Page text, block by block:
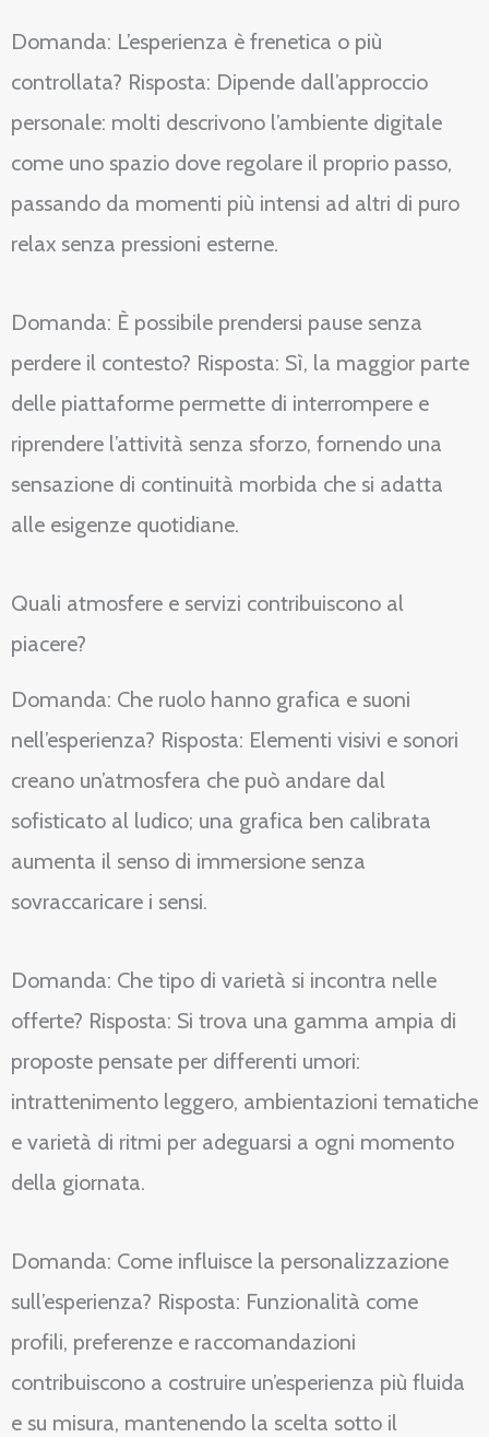
Domanda: L’esperienza è frenetica o più
controllata? Risposta: Dipende dall’approccio
personale: molti descrivono l’ambiente digitale
come uno spazio dove regolare il proprio passo,
passando da momenti più intensi ad altri di puro
relax senza pressioni esterne.
Domanda: È possibile prendersi pause senza
perdere il contesto? Risposta: Sì, la maggior parte
delle piattaforme permette di interrompere e
riprendere l’attività senza sforzo, fornendo una
sensazione di continuità morbida che si adatta
alle esigenze quotidiane.
Quali atmosfere e servizi contribuiscono al
piacere?
Domanda: Che ruolo hanno grafica e suoni
nell’esperienza? Risposta: Elementi visivi e sonori
creano un’atmosfera che può andare dal
sofisticato al ludico; una grafica ben calibrata
aumenta il senso di immersione senza
sovraccaricare i sensi.
Domanda: Che tipo di varietà si incontra nelle
offerte? Risposta: Si trova una gamma ampia di
proposte pensate per differenti umori:
intrattenimento leggero, ambientazioni tematiche
e varietà di ritmi per adeguarsi a ogni momento
della giornata.
Domanda: Come influisce la personalizzazione
sull’esperienza? Risposta: Funzionalità come
profili, preferenze e raccomandazioni
contribuiscono a costruire un’esperienza più fluida
e su misura, mantenendo la scelta sotto il